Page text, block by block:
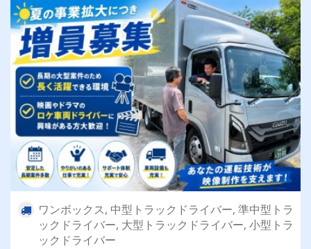
ワンボックス, 中型トラックドライバー, 準中型トラ
ックドライバー, 大型トラックドライバー, 小型トラ
ックドライバー